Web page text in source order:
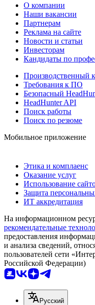
О компании
Наши вакансии
Партнерам
Реклама на сайте
Новости и статьи
Инвесторам
Кандидаты по
Производственный
Требования к ПО
Безопасный
HeadHunter API
Поиск работы
Поиск по резюме
Мобильное приложение
Этика и комплаенс
Оказание услуг
Использование
Защита
ИТ аккредитация
На информационном
рекомендательные
предоставления
и анализа сведений,
пользователей сети
Российской Федерации)
Русский